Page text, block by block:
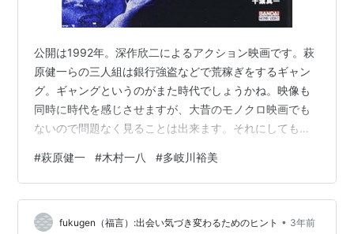
公開は1992年。深作欣二によるアクション映画です。萩
原健一らの三人組は銀行強盗などで荒稼ぎをするギャン
グ。ギャングというのがまた時代でしょうかね。映像も
同時に時代を感じさせますが、大昔のモノクロ映画でも
ないので問題なく見ることは出来ます。それにしても熱
映画を思わせるほどです。爆破に銃の乱射、カーアクシ
ョン。休む暇がないくらいに一気に上映時間内を突っ走
ります。特に後半はそれらのオンパレード。撃ちまくっ
て車潰してもうやりたい放題。そのために製作費は当初
#萩原健一 #木村一八 #多岐川裕美
fukugen（福言）:出会い気づき変わるためのヒント • 3年前